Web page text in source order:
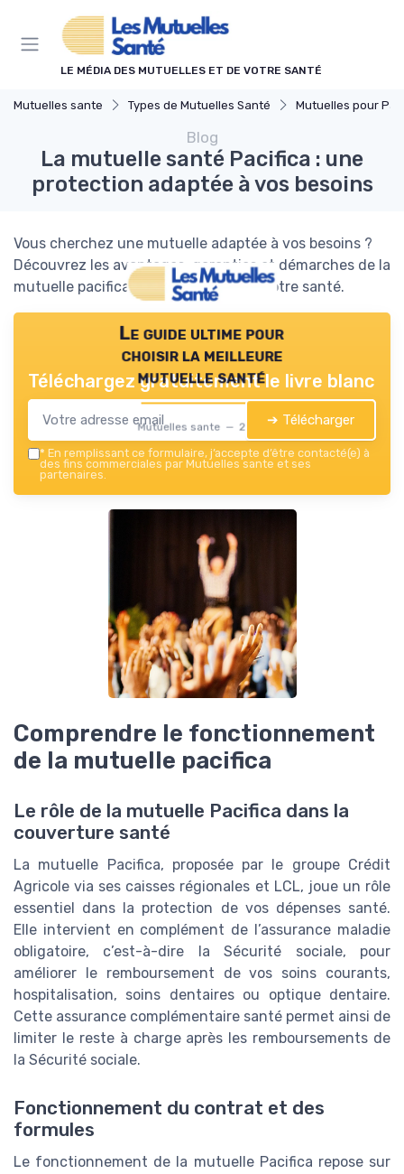
LE MÉDIA DES MUTUELLES ET DE VOTRE SANTÉ
Mutuelles sante Types de Mutuelles Santé Mutuelles pour
Blog
La mutuelle santé Pacifica : une
protection adaptée à vos besoins
Vous cherchez une mutuelle adaptée à vos besoins ?
Découvrez les avantages, garanties et démarches de la
mutuelle pacifica pour bien protéger votre santé.
Le guide ultime pour
choisir la meilleure
mutuelle santé
Mutuelles sante — 2026
Téléchargez gratuitement le livre blanc
➔ Télécharger
* En remplissant ce formulaire, j’accepte d’être contacté(e) à
des fins commerciales par Mutuelles sante et ses
partenaires.
Comprendre le fonctionnement
de la mutuelle pacifica
Le rôle de la mutuelle Pacifica dans la
couverture santé
La mutuelle Pacifica, proposée par le groupe Crédit
Agricole via ses caisses régionales et LCL, joue un rôle
essentiel dans la protection de vos dépenses santé.
Elle intervient en complément de l’assurance maladie
obligatoire, c’est-à-dire la Sécurité sociale, pour
améliorer le remboursement de vos soins courants,
hospitalisation, soins dentaires ou optique dentaire.
Cette assurance complémentaire santé permet ainsi de
limiter le reste à charge après les remboursements de
la Sécurité sociale.
Fonctionnement du contrat et des
formules
Le fonctionnement de la mutuelle Pacifica repose sur